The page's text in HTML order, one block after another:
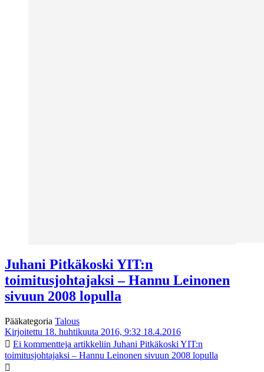
Juhani Pitkäkoski YIT:n
toimitusjohtajaksi – Hannu Leinonen
sivuun 2008 lopulla
Pääkategoria Talous
Kirjoitettu 18. huhtikuuta 2016, 9:32 18.4.2016
Ei kommentteja artikkeliin Juhani Pitkäkoski YIT:n
toimitusjohtajaksi – Hannu Leinonen sivuun 2008 lopulla